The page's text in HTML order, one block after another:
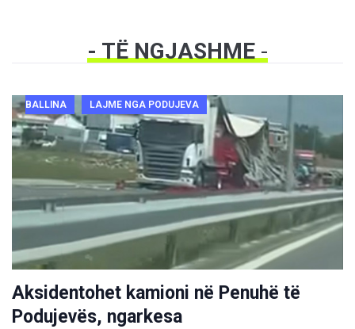
- TË NGJASHME-
BALLINA LAJME NGA PODUJEVA
Aksidentohet kamioni në Penuhë të
Podujevës, ngarkesa